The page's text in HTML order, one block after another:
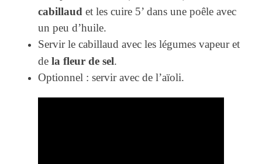
cabillaud et les cuire 5’ dans une poêle avec
un peu d’huile.
Servir le cabillaud avec les légumes vapeur et
de la fleur de sel.
Optionnel : servir avec de l’aïoli.